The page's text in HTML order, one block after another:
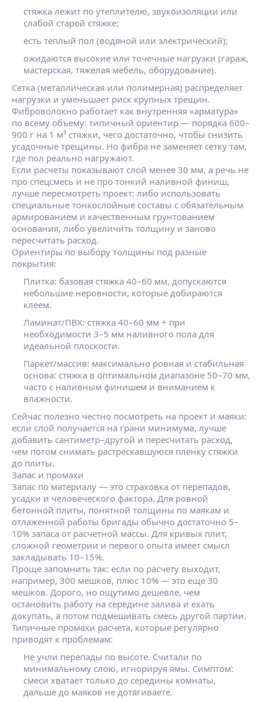
стяжка лежит по утеплителю, звукоизоляции или
слабой старой стяжке;
есть теплый пол (водяной или электрический);
ожидаются высокие или точечные нагрузки (гараж,
мастерская, тяжелая мебель, оборудование).
Сетка (металлическая или полимерная) распределяет
нагрузки и уменьшает риск крупных трещин.
Фиброволокно работает как внутренняя «арматура»
по всему объему: типичный ориентир — порядка 600–
900 г на 1 м³ стяжки, чего достаточно, чтобы снизить
усадочные трещины. Но фибра не заменяет сетку там,
где пол реально нагружают.
Если расчеты показывают слой менее 30 мм, а речь не
про спецсмесь и не про тонкий наливной финиш,
лучше пересмотреть проект: либо использовать
специальные тонкослойные составы с обязательным
армированием и качественным грунтованием
основания, либо увеличить толщину и заново
пересчитать расход.
Ориентиры по выбору толщины под разные
покрытия:
Плитка: базовая стяжка 40–60 мм, допускаются
небольшие неровности, которые добираются
клеем.
Ламинат/ПВХ: стяжка 40–60 мм + при
необходимости 3–5 мм наливного пола для
идеальной плоскости.
Паркет/массив: максимально ровная и стабильная
основа: стяжка в оптимальном диапазоне 50–70 мм,
часто с наливным финишем и вниманием к
влажности.
Сейчас полезно честно посмотреть на проект и маяки:
если слой получается на грани минимума, лучше
добавить сантиметр–другой и пересчитать расход,
чем потом снимать растрескавшуюся пленку стяжки
до плиты.
Запас и промахи
Запас по материалу — это страховка от перепадов,
усадки и человеческого фактора. Для ровной
бетонной плиты, понятной толщины по маякам и
отлаженной работы бригады обычно достаточно 5–
10% запаса от расчетной массы. Для кривых плит,
сложной геометрии и первого опыта имеет смысл
закладывать 10–15%.
Проще запомнить так: если по расчету выходит,
например, 300 мешков, плюс 10% — это еще 30
мешков. Дорого, но ощутимо дешевле, чем
остановить работу на середине залива и ехать
докупать, а потом подмешивать смесь другой партии.
Типичные промахи расчета, которые регулярно
приводят к проблемам:
Не учли перепады по высоте. Считали по
минимальному слою, игнорируя ямы. Симптом:
смеси хватает только до середины комнаты,
дальше до маяков не дотягиваете.